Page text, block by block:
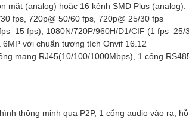
mặt (analog) hoặc 16 kênh SMD Plus (analog).
fps, 720p@ 50/60 fps, 720p@ 25/30 fps
fps); 1080N/720P/960H/D1/CIF (1
với chuẩn tương tích Onvif 16.12
mạng RJ45(10/100/1000Mbps), 1 cổng
thông minh qua P2P, 1 cổng audio vào ra,